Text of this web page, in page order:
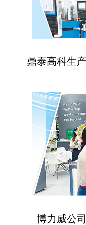
鼎泰高科生产
博力威公司